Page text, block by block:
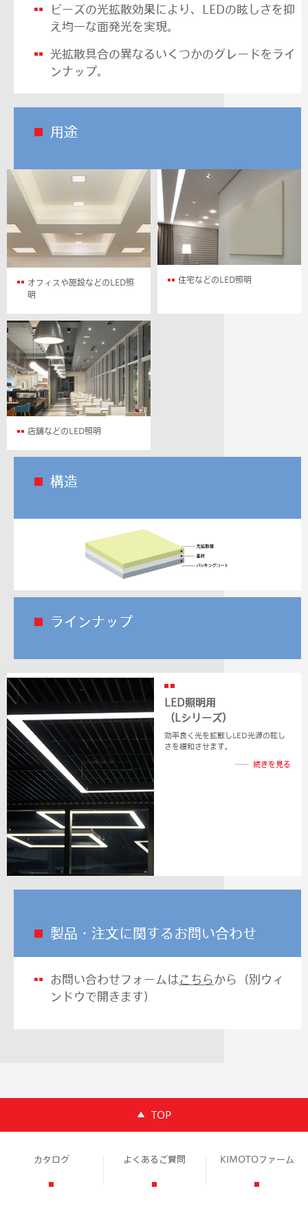
ビーズの光拡散効果により、LEDの眩しさを抑
え均一な面発光を実現。
光拡散具合の異なるいくつかのグレードをライ
ンナップ。
用途
オフィスや施設などのLED照
明
住宅などのLED照明
店舗などのLED照明
構造
ラインナップ
LED照明用
（Lシリーズ）
効率良く光を拡散しLED光源の眩し
さを緩和させます。
続きを見る
製品・注文に関するお問い合わせ
お問い合わせフォームはこちらから（別ウィ
ンドウで開きます）
TOP
カタログ よくあるご質問 KIMOTOファーム